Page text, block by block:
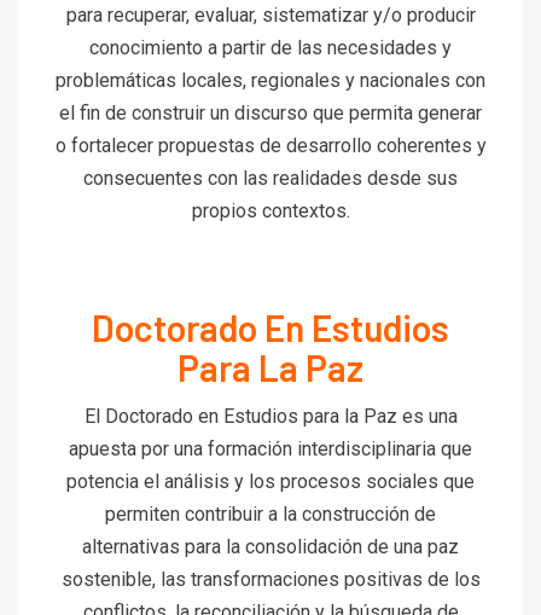
para recuperar, evaluar, sistematizar y/o producir
conocimiento a partir de las necesidades y
problemáticas locales, regionales y nacionales con
el fin de construir un discurso que permita generar
o fortalecer propuestas de desarrollo coherentes y
consecuentes con las realidades desde sus
propios contextos.
Doctorado En Estudios
Para La Paz
El Doctorado en Estudios para la Paz es una
apuesta por una formación interdisciplinaria que
potencia el análisis y los procesos sociales que
permiten contribuir a la construcción de
alternativas para la consolidación de una paz
sostenible, las transformaciones positivas de los